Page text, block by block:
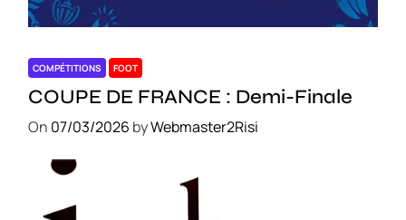
COMPÉTITIONS FOOT
COUPE DE FRANCE : Demi-Finale
On 07/03/2026 byWebmaster2Risi